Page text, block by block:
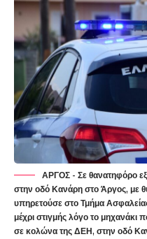
ΑΡΓΟΣ - Σε θανατηφόρο
στην οδό Κανάρη στο Άργος, με
υπηρετούσε στο Τμήμα
μέχρι στιγμής λόγο το
σε κολώνα της ΔΕΗ, στην οδό